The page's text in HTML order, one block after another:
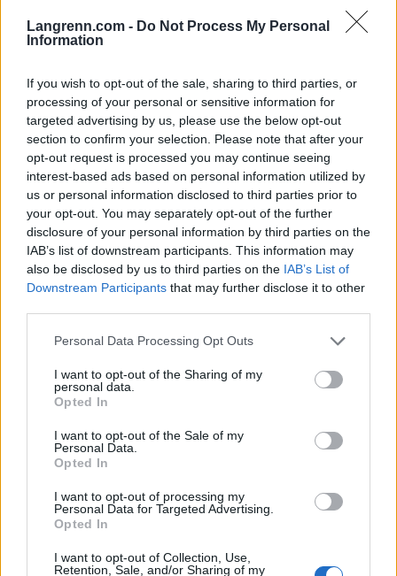
Langrenn.com - Do Not Process My Personal
Information
If you wish to opt-out of the sale, sharing to third parties, or
processing of your personal or sensitive information for
targeted advertising by us, please use the below opt-out
section to confirm your selection. Please note that after your
opt-out request is processed you may continue seeing
interest-based ads based on personal information utilized by
us or personal information disclosed to third parties prior to
your opt-out. You may separately opt-out of the further
disclosure of your personal information by third parties on the
IAB’s list of downstream participants. This information may
also be disclosed by us to third parties on the IAB’s List of
Downstream Participants that may further disclose it to other
Please note that this website/app uses one or more Google
not limited to your visit or usage behaviour. You may click to
grant or deny consent to Google and its third-party tags to
use your data for below specified purposes in below Google
consent section.
Personal Data Processing Opt Outs
I want to opt-out of the Sharing of my
personal data.
Opted In
I want to opt-out of the Sale of my
Personal Data.
Opted In
I want to opt-out of processing my
Personal Data for Targeted Advertising.
Opted In
I want to opt-out of Collection, Use,
Retention, Sale, and/or Sharing of my
Nå er det klart for herrenes femmil, også den i
klassisk stil med individuell start. Totalt er det
I morgen fortsetter skifesten i Nord-Østerdalen
med Norgescupfinaler for junior kvinner og
menn.
Husk at du finner alt av detaljer, startlister og
resultater for både norske og internasjonale
konkurranser ivår søkbare seksjon for
terminlister og resultater
junior
NM del 2 senior og para, Norgescupfinale
Tolga og Savalen i Østerdalen
29. mars til 1. april, 2023
I potten:Sesongens siste sjanse til å måle seg mot
Norges (og verdens) beste langrennsløpere, vise
seg fram og imponere landslagsledelsen før
landslag og regionlag for sesongen 2023/24 skal